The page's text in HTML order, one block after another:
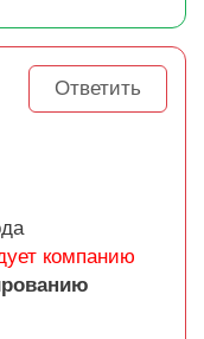
Ответить
компанию